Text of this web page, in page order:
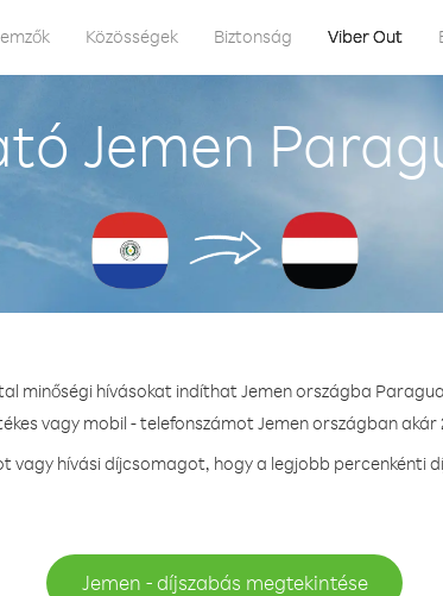
Közösségek Biztonság Viber Out
Jemen
minőségi hívásokat indíthat Jemen országba
vagy mobil - telefonszámot Jemen országban
vagy hívási díjcsomagot, hogy a legjobb percenkénti
Jemen - díjszabás megtekintése